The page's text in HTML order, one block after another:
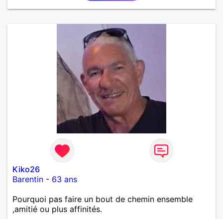
Kiko26
Barentin - 63 ans
Pourquoi pas faire un bout de chemin ensemble
,amitié ou plus affinités.